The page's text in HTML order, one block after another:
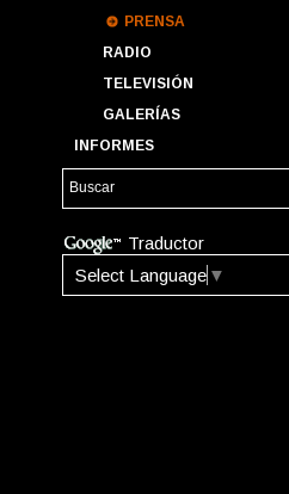
PRENSA
RADIO
TELEVISIÓN
GALERÍAS
INFORMES
Traductor
Select Language ▼